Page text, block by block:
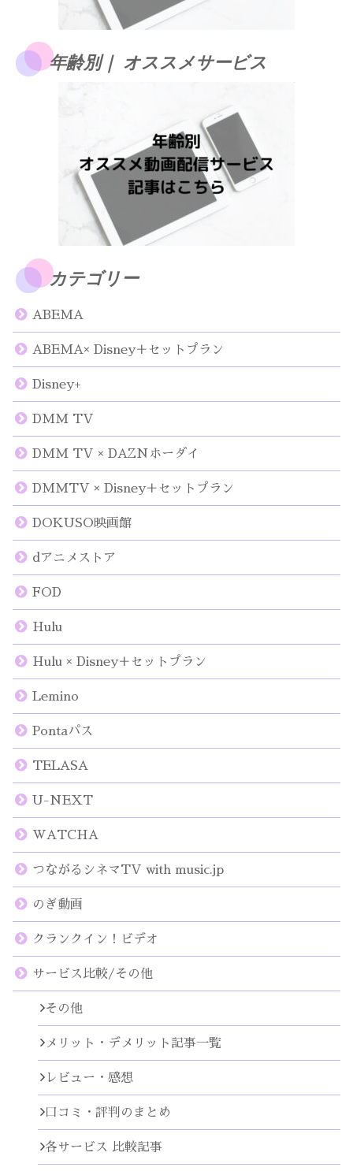
年齢別｜ オススメサービス
カテゴリー
ABEMA
ABEMA× Disney＋セットプラン
Disney+
DMM TV
DMM TV × DAZNホーダイ
DMMTV × Disney＋セットプラン
DOKUSO映画館
dアニメストア
FOD
Hulu
Hulu × Disney＋セットプラン
Lemino
Pontaパス
TELASA
U-NEXT
WATCHA
つながるシネマTV with music.jp
のぎ動画
クランクイン！ビデオ
サービス比較/その他
その他
メリット・デメリット記事一覧
レビュー・感想
口コミ・評判のまとめ
各サービス 比較記事